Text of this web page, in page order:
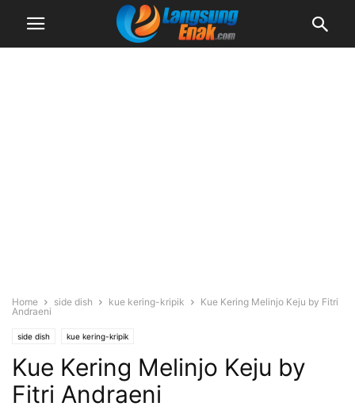
Home side dish kue kering-kripik
Kue Kering Melinjo Keju by Fitri
Andraeni
side dish kue kering-kripik
Kue Kering Melinjo Keju by
Fitri Andraeni